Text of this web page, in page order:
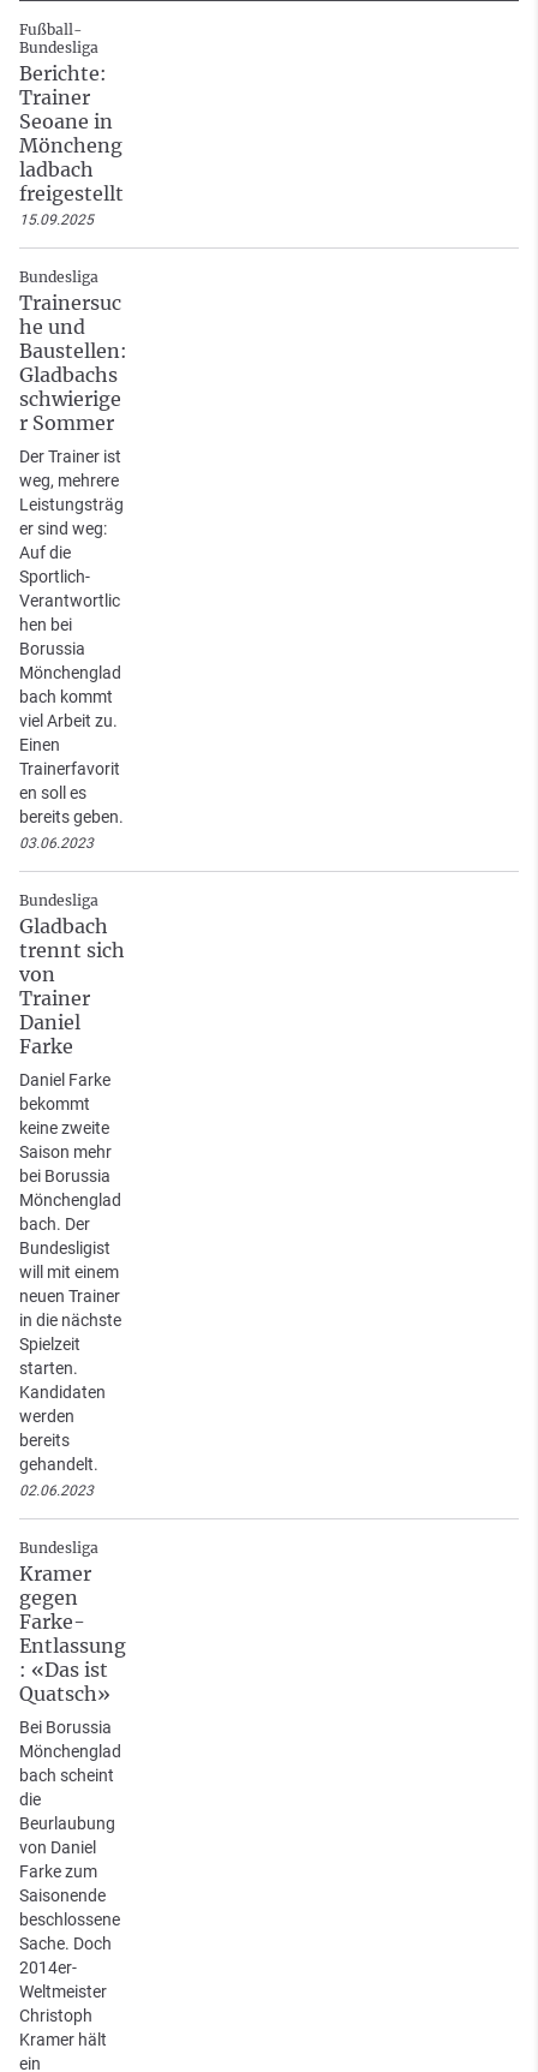
Fußball-
Bundesliga
Berichte:
Trainer
Seoane in
Möncheng
ladbach
freigestellt
15.09.2025
Bundesliga
Trainersuc
he und
Baustellen:
Gladbachs
schwierige
r Sommer
Der Trainer ist
weg, mehrere
Leistungsträg
er sind weg:
Auf die
Sportlich-
Verantwortlic
hen bei
Borussia
Mönchenglad
bach kommt
viel Arbeit zu.
Einen
Trainerfavorit
en soll es
bereits geben.
03.06.2023
Bundesliga
Gladbach
trennt sich
von
Trainer
Daniel
Farke
Daniel Farke
bekommt
keine zweite
Saison mehr
bei Borussia
Mönchenglad
bach. Der
Bundesligist
will mit einem
neuen Trainer
in die nächste
Spielzeit
starten.
Kandidaten
werden
bereits
gehandelt.
02.06.2023
Bundesliga
Kramer
gegen
Farke-
Entlassung
: «Das ist
Quatsch»
Bei Borussia
Mönchenglad
bach scheint
die
Beurlaubung
von Daniel
Farke zum
Saisonende
beschlossene
Sache. Doch
2014er-
Weltmeister
Christoph
Kramer hält
ein